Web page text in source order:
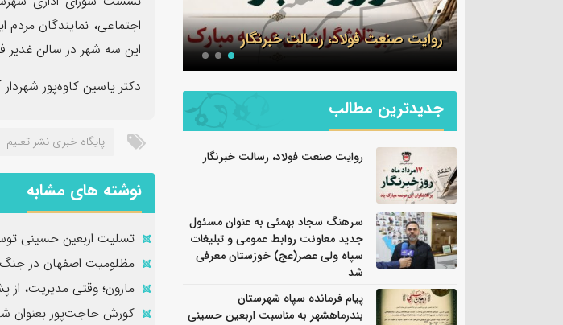
اجتماعی، نمایندگان
این سه شهر در سالن غدیر
دکتر یاسین کاوه‌پور
پایگاه خبری نشر تعلیم
نوشته های مشابه
تسلیت اربعین حسینی
مظلومیت اصفهان در
مارون؛ وقتی مدیریت،
کورش حاجت‌پور بعنوان
فولاد،‌ رسالت خبرنگار
جدید معاونت روابط عمومی و تبلیغات
سپاه ولی عصر(عج) خوزستان معرفی شد
پیام
به
جدیدترین مطالب
روایت صنعت فولاد،‌ رسالت خبرنگار
سرهنگ سجاد بهمئی به عنوان مسئول
جدید معاونت روابط عمومی و تبلیغات
سپاه ولی عصر(عج) خوزستان معرفی
شد
پیام فرمانده سپاه شهرستان
بندرماهشهر به مناسبت اربعین حسینی